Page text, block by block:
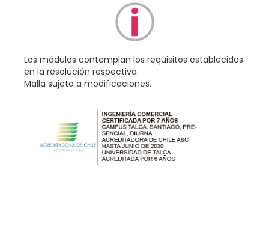
Los módulos contemplan los requisitos establecidos
en la resolución respectiva.
Malla sujeta a modificaciones.